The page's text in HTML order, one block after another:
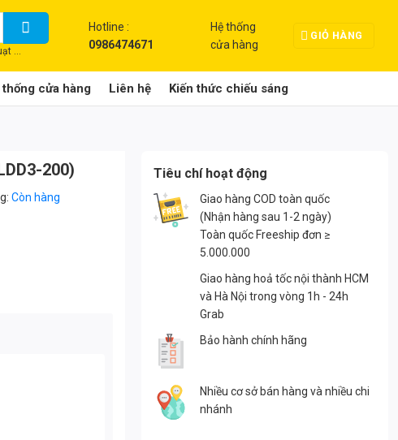
...
Hotline :
0986474671
Hệ thống
cửa hàng
GIỎ HÀNG
thống cửa hàng Liên hệ Kiến thức chiếu sáng
200)
Còn hàng
Tiêu chí hoạt động
Giao hàng COD toàn quốc
(Nhận hàng sau 1-2 ngày)
Toàn quốc Freeship đơn ≥
5.000.000
Giao hàng hoả tốc nội thành HCM
và Hà Nội trong vòng 1h - 24h
Grab
Bảo hành chính hãng
Nhiều cơ sở bán hàng và nhiều chi
nhánh